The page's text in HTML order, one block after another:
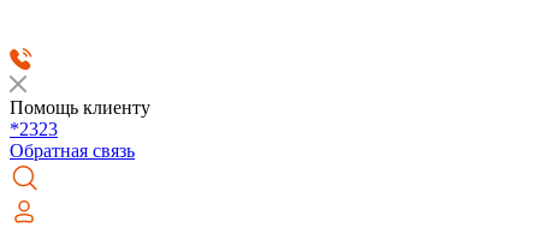
Помощь клиенту
*2323
Обратная связь